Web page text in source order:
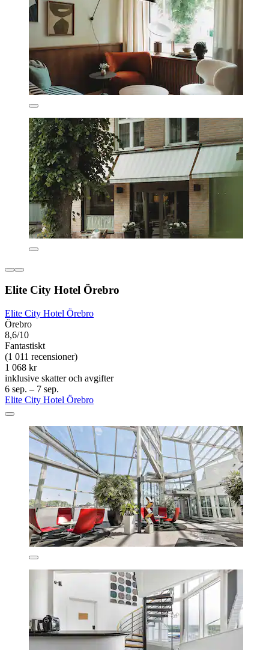
Elite City Hotel Örebro
Elite City Hotel Örebro
Örebro
8,6/10
Fantastiskt
(1 011 recensioner)
1 068 kr
inklusive skatter och avgifter
6 sep. – 7 sep.
Elite City Hotel Örebro